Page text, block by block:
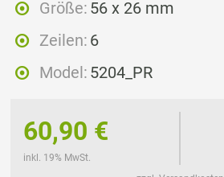
Größe: 56 x 26 mm
Zeilen: 6
Model: 5204_PR
60,90 €
inkl. 19% MwSt.